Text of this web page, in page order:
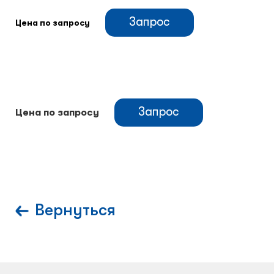
Климатический шкафы
Цена по запросу Запрос
Цена по запросу Запрос
Вернуться